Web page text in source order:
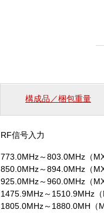
構成品／梱包重量
RF信号入力
773.0MHz～803.0MHz（
850.0MHz～894.0MHz（
925.0MHz～960.0MHz（
1475.9MHz～1510.9MHz
1805.0MHz～1880.0MH（